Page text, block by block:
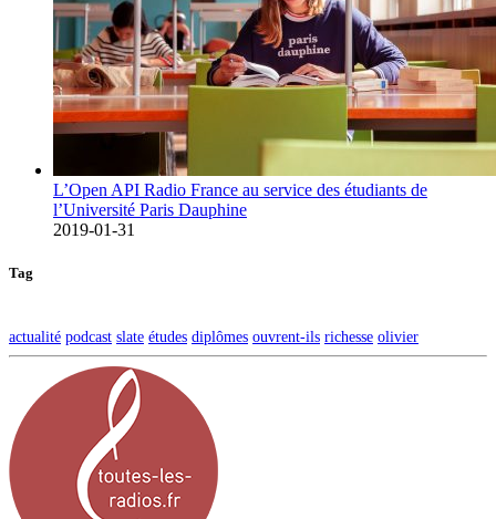
L’Open API Radio France au service des étudiants de
l’Université Paris Dauphine
2019-01-31
Tag
actualité podcast slate études diplômes ouvrent-ils richesse olivier